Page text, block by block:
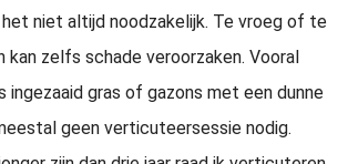
het niet altijd noodzakelijk. Te vroeg of te
zelfs schade veroorzaken. Vooral
ingezaaid gras of gazons met een dunne
geen verticuteersessie nodig.